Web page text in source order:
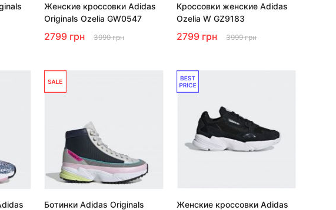
Женские кроссовки Adidas
Originals Ozelia GW0547
2799 грн 3999 грн
Кроссовки женские Adidas
Ozelia W GZ9183
2799 грн 3999 грн
Ботинки Adidas Originals
Женские кроссовки Adidas